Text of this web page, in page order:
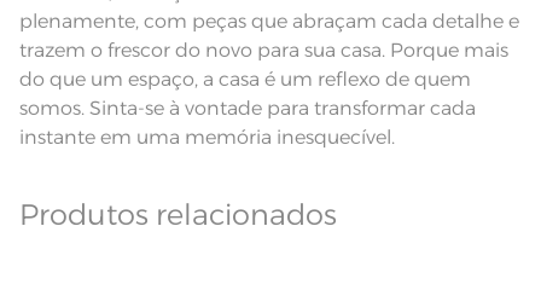
plenamente, com peças que abraçam cada detalhe e
trazem o frescor do novo para sua casa. Porque mais
do que um espaço, a casa é um reflexo de quem
somos. Sinta-se à vontade para transformar cada
instante em uma memória inesquecível.
Produtos relacionados